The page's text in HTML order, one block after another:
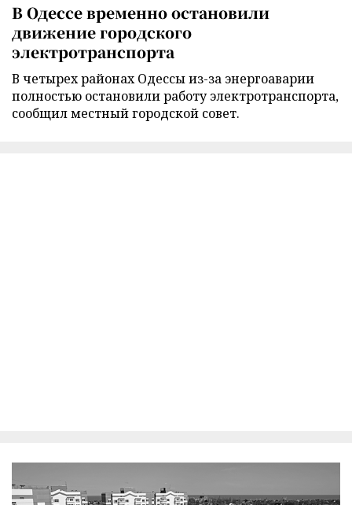
В Одессе временно остановили
движение городского
электротранспорта
В четырех районах Одессы из-за энергоаварии
полностью остановили работу электротранспорта,
сообщил местный городской совет.